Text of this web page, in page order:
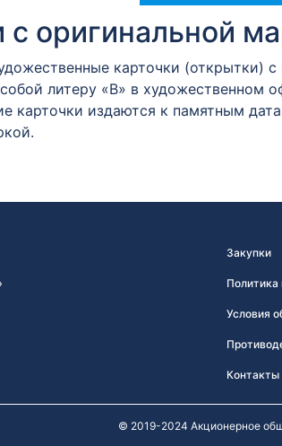
с оригинальной
карточки (открытки)
литеру «В» в художественном
карточки издаются к памятным
Закупки
Политика
Условия
Контакты
© 2019-2024 Акционерное